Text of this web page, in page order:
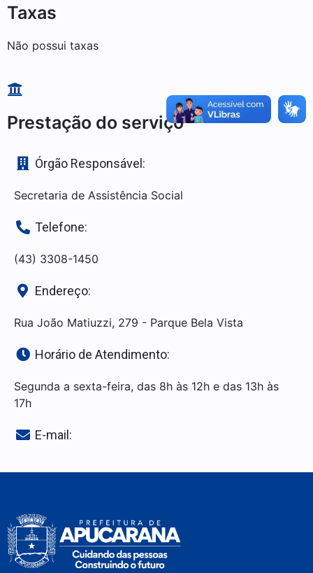
Taxas
Não possui taxas
Prestação do serviço
Órgão Responsável:
Secretaria de Assistência Social
Telefone:
(43) 3308-1450
Endereço:
Rua João Matiuzzi, 279 - Parque Bela Vista
Horário de Atendimento:
Segunda a sexta-feira, das 8h às 12h e das 13h às
17h
E-mail: